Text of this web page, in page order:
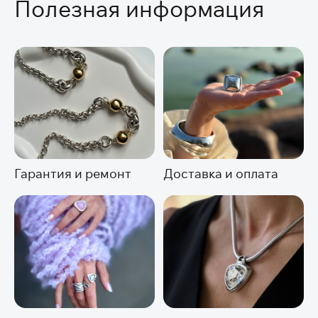
Полезная информация
Гарантия и ремонт Доставка и оплата